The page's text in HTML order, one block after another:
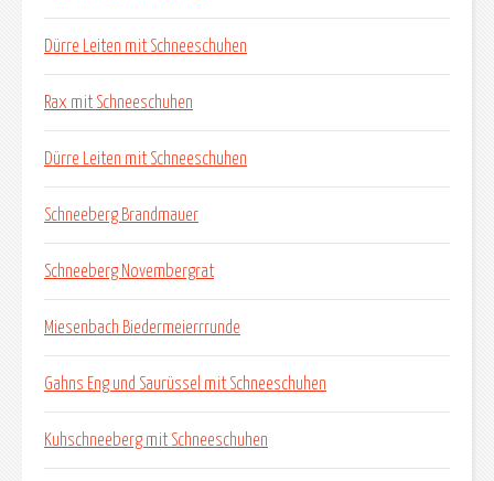
Dürre Leiten mit Schneeschuhen
Rax mit Schneeschuhen
Dürre Leiten mit Schneeschuhen
Schneeberg Brandmauer
Schneeberg Novembergrat
Miesenbach Biedermeierrrunde
Gahns Eng und Saurüssel mit Schneeschuhen
Kuhschneeberg mit Schneeschuhen